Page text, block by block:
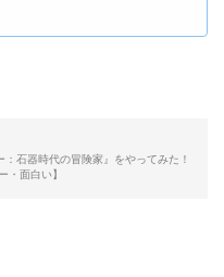
：石器時代の冒険家』をやってみた！
・面白い】